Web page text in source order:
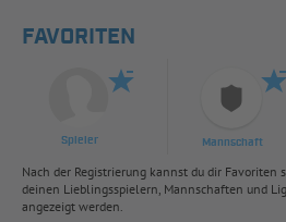
FAVORITEN
Spieler Mannschaft
Nach der Registrierung kannst du dir Favoriten
deinen Lieblingsspielern, Mannschaften und
angezeigt werden.